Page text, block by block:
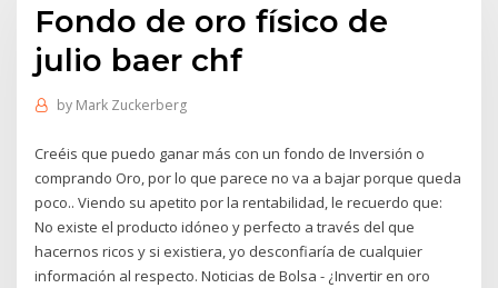
Fondo de oro físico de
julio baer chf
by Mark Zuckerberg
Creéis que puedo ganar más con un fondo de Inversión o
comprando Oro, por lo que parece no va a bajar porque queda
poco.. Viendo su apetito por la rentabilidad, le recuerdo que:
No existe el producto idóneo y perfecto a través del que
hacernos ricos y si existiera, yo desconfiaría de cualquier
información al respecto. Noticias de Bolsa - ¿Invertir en oro